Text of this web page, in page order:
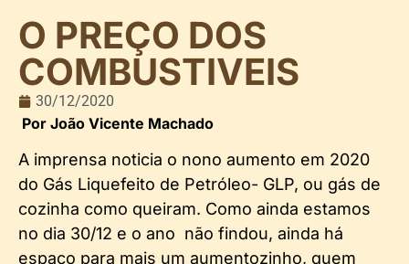
O PREÇO DOS
COMBUSTIVEIS
30/12/2020
Por João Vicente Machado
A imprensa noticia o nono aumento em 2020
do Gás Liquefeito de Petróleo- GLP, ou gás de
cozinha como queiram. Como ainda estamos
no dia 30/12 e o ano não findou, ainda há
espaço para mais um aumentozinho, quem